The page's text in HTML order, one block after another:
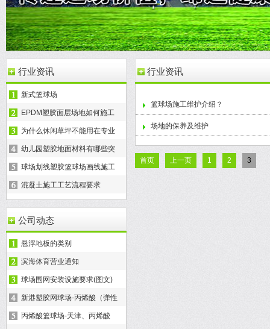
行业资讯
篮球场施工维护介绍？
场地的保养及维护
首页 上一页 1 2 3
行业资讯
新式篮球场
EPDM塑胶面层场地如何施工
为什么休闲草坪不能用在专业
幼儿园塑胶地面材料有哪些突
球场划线塑胶篮球场画线施工
混凝土施工工艺流程要求
公司动态
悬浮地板的类别
滨海体育营业通知
球场围网安装设施要求(图文)
新港塑胶网球场-丙烯酸（弹性
丙烯酸篮球场-天津、丙烯酸